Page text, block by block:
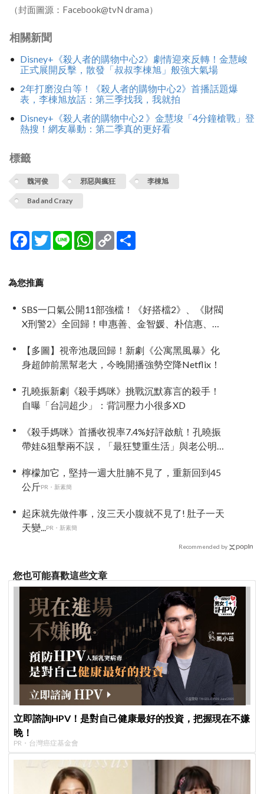
（封面圖源：Facebook@tvN drama）
相關新聞
Disney+《殺人者的購物中心2》劇情迎來反轉！金慧峻
正式展開反擊，散發「叔叔李棟旭」般強大氣場
2年打磨沒白等！《殺人者的購物中心2》首播話題爆
表，李棟旭放話：第三季找我，我就拍
Disney+《殺人者的購物中心2 》金慧埈「4分鐘槍戰」登
熱搜！網友暴動：第二季真的更好看
標籤
魏河俊 邪惡與瘋狂 李棟旭
Bad and Crazy
Facebook
TwitterLine WhatsApp
Copy
Link
為您推薦
SBS一口氣公開11部強檔！《好搭檔2》、《財閥
X刑警2》全回歸！申惠善、金智媛、朴信惠、金
【多圖】視帝池晟回歸！新劇《公寓黑風暴》化
身超帥前黑幫老大，今晚開播強勢空降Netflix！
孔曉振新劇《殺手媽咪》挑戰沉默寡言的殺手！
自曝「台詞超少」：背詞壓力小很多XD
《殺手媽咪》首播收視率7.4%好評啟航！孔曉振
帶娃&狙擊兩不誤，「最狂雙重生活」與老公明追
檸檬加它，堅持一週大肚腩不見了，重新回到45
公斤PR・新素簡
起床就先做件事，沒三天小腹就不見了! 肚子一天
天變...PR・新素簡
Recommended by
您也可能喜歡這些文章
立即諮詢HPV！是對自己健康最好的投資，把握現在不嫌
晚！
PR・台灣癌症基金會